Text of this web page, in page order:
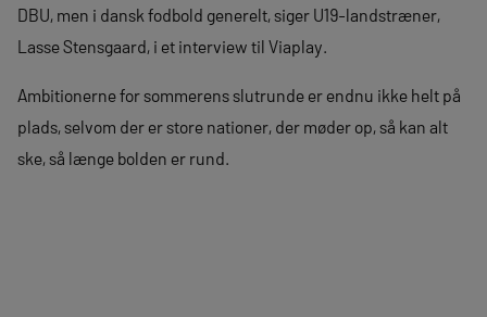
DBU, men i dansk fodbold generelt, siger U19-landstræner,
Lasse Stensgaard, i et interview til Viaplay.
Ambitionerne for sommerens slutrunde er endnu ikke helt på
plads, selvom der er store nationer, der møder op, så kan alt
ske, så længe bolden er rund.